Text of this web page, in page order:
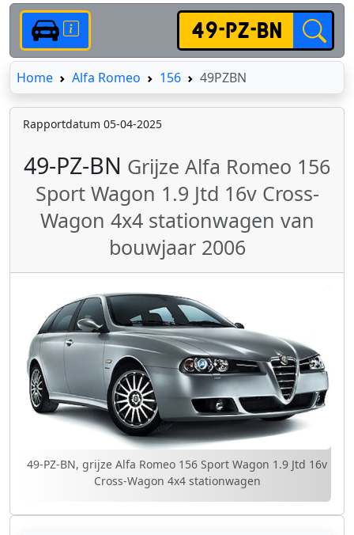
HomeHomeAlfa Romeo 156 49PZBN
Rapportdatum 05-04-2025
49-PZ-BN Grijze Alfa Romeo 156
Sport Wagon 1.9 Jtd 16v Cross-
Wagon 4x4 stationwagen van
bouwjaar 2006
49-PZ-BN, grijze Alfa Romeo 156 Sport Wagon 1.9 Jtd 16v
Cross-Wagon 4x4 stationwagen